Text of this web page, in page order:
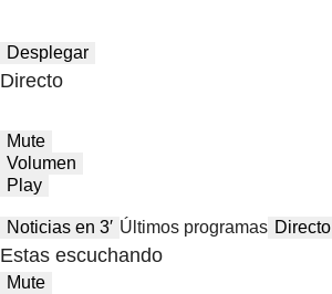
Desplegar
Directo
Mute
Volumen
Play
Noticias en 3′ Últimos programas Directo
Estas escuchando
Mute